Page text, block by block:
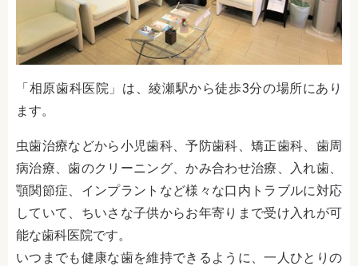
「相原歯科医院」は、綾瀬駅から徒歩3分の場所にあり
ます。
虫歯治療などから小児歯科、予防歯科、矯正歯科、歯周
病治療、歯のクリーニング、かみ合わせ治療、入れ歯、
顎関節症、インプラントなど様々な口内トラブルに対応
していて、ちいさな子供からお年寄りまで受け入れが可
能な歯科医院です。
いつまでも健康な歯を維持できるように、一人ひとりの